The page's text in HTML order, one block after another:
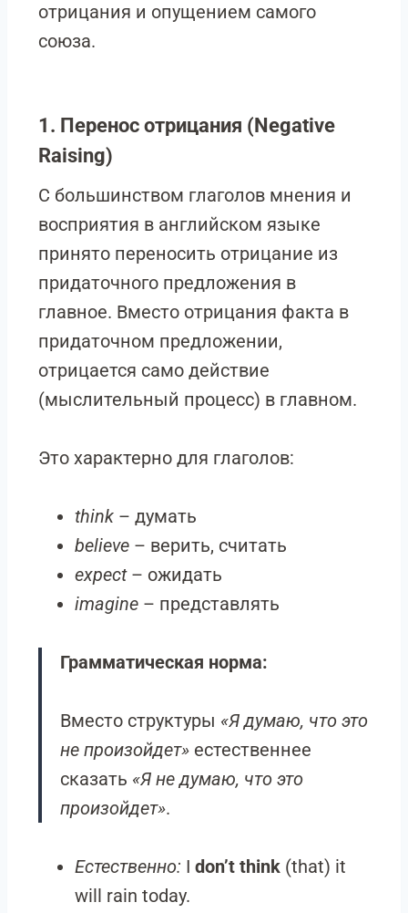
отрицания и опущением самого
союза.
1. Перенос отрицания (Negative
Raising)
С большинством глаголов мнения и
восприятия в английском языке
принято переносить отрицание из
придаточного предложения в
главное. Вместо отрицания факта в
придаточном предложении,
отрицается само действие
(мыслительный процесс) в главном.
Это характерно для глаголов:
think – думать
believe – верить, считать
expect– ожидать
imagine – представлять
Грамматическая норма:
Вместо структуры «Я думаю, что это
не произойдет» естественнее
сказать «Я не думаю, что это
произойдет».
Естественно: I don’t think (that) it
will rain today.